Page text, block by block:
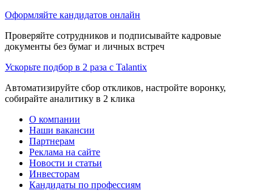
Оформляйте кандидатов онлайн
Проверяйте сотрудников и подписывайте кадровые
документы без бумаг и личных встреч
Ускорьте подбор в 2 раза с Talantix
Автоматизируйте сбор откликов, настройте воронку,
собирайте аналитику в 2 клика
О компании
Наши вакансии
Партнерам
Реклама на сайте
Новости и статьи
Инвесторам
Кандидаты по профессиям